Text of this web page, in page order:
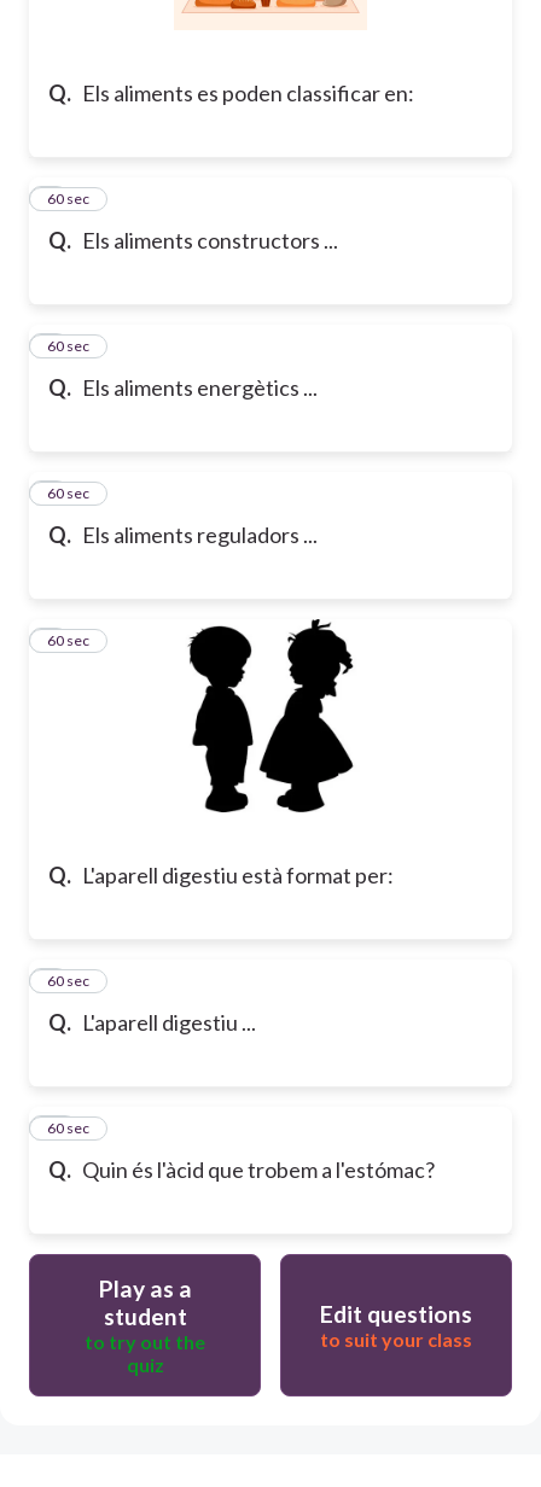
Q. Els aliments es poden classificar en:
Q. Els aliments constructors ...
560 sec
Q. Els aliments energètics ...
660 sec
Q. Els aliments reguladors ...
760 sec
Q. L'aparell digestiu està format per:
860 sec
Q. L'aparell digestiu ...
960 sec
Q. Quin és l'àcid que trobem a l'estómac?
10
60 sec
Play as a
student
to try out the
quiz
Edit questions
to suit your class